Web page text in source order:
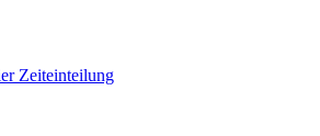
Zeiteinteilung